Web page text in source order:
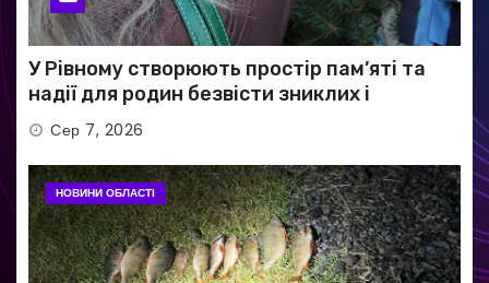
У Рівному створюють простір пам’яті та
надії для родин безвісти зниклих і
полонених військових
Сер 7, 2026
НОВИНИ ОБЛАСТІ